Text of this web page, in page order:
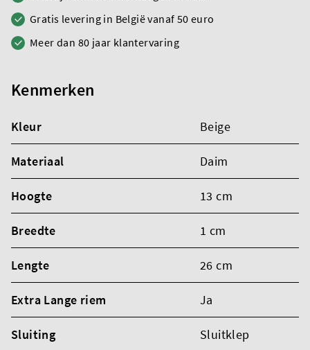
Gratis levering in België vanaf 50 euro
Meer dan 80 jaar klantervaring
Kenmerken
Kleur Beige
Materiaal Daim
Hoogte 13 cm
Breedte 1 cm
Lengte 26 cm
Extra Lange riem Ja
Sluiting Sluitklep